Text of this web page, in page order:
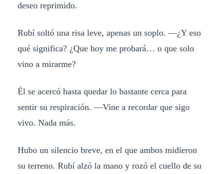
deseo reprimido.
Rubí soltó una risa leve, apenas un soplo. —¿Y eso
qué significa? ¿Que hoy me probará… o que solo
vino a mirarme?
Él se acercó hasta quedar lo bastante cerca para
sentir su respiración. —Vine a recordar que sigo
vivo. Nada más.
Hubo un silencio breve, en el que ambos midieron
su terreno. Rubí alzó la mano y rozó el cuello de su